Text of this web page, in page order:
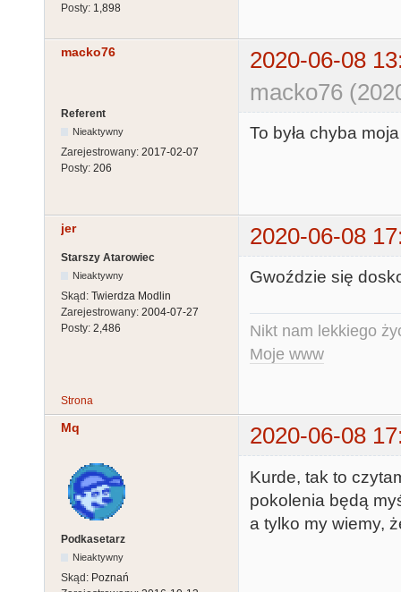
Posty: 1,898
macko76
2020-06-08
macko76
Referent
Nieaktywny
Zarejestrowany: 2017-02-07
Posty: 206
To była chyba
jer 2020-06-08
Starszy Atarowiec
Nieaktywny
Skąd: Twierdza Modlin
Zarejestrowany: 2004-07-27
Posty: 2,486
Gwoździe się
Nikt nam lekkiego
Moje www
Strona
Mq 2020-06-08
Podkasetarz
Nieaktywny
Skąd: Poznań
Kurde, tak to
pokolenia będą
a tylko my wiemy,